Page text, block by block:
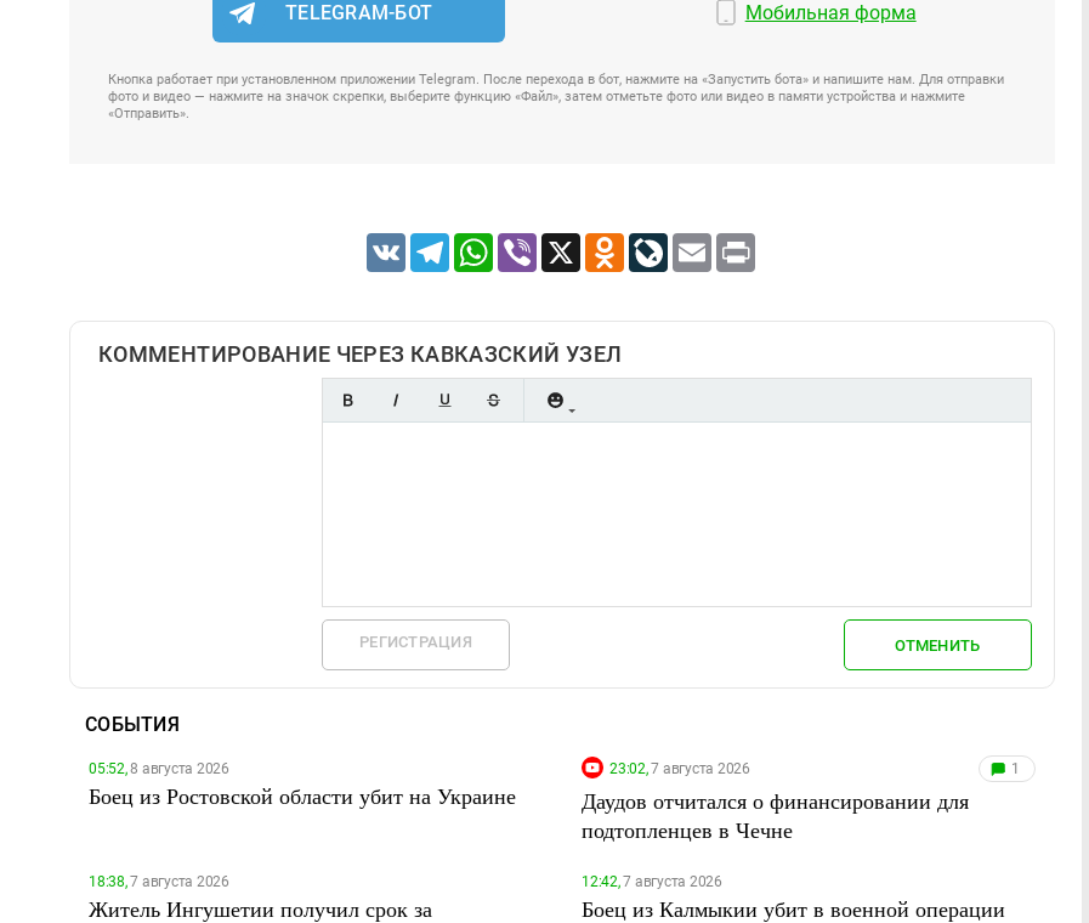
TELEGRAM-БОТ Мобильная форма
Кнопка работает при установленном приложении Telegram. После перехода в бот, нажмите на «Запустить бота» и напишите нам. Для отправки
фото и видео — нажмите на значок скрепки, выберите функцию «Файл», затем отметьте фото или видео в памяти устройства и нажмите
«Отправить».
VK TelegramWhatsApp
Viber X Odnoklassniki
LiveJournal
Email
КОММЕНТИРОВАНИЕ ЧЕРЕЗ КАВКАЗСКИЙ УЗЕЛ
РЕГИСТРАЦИЯ ОТМЕНИТЬ
СОБЫТИЯ
05:52,8 августа 2026
Боец из Ростовской области убит на Украине
23:02,7 августа 2026 1
Даудов отчитался о финансировании для
подтопленцев в Чечне
18:38,7 августа 2026
Житель Ингушетии получил срок за
12:42,7 августа 2026
Боец из Калмыкии убит в военной операции